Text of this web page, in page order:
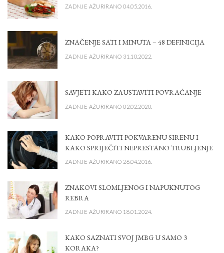
ZADNJE AŽURIRANO 04.05.2016.
ZNAČENJE SATI I MINUTA – 48 DEFINICIJA
ZADNJE AŽURIRANO 31.10.2022.
SAVJETI KAKO ZAUSTAVITI POVRAĆANJE
ZADNJE AŽURIRANO 02.02.2020.
KAKO POPRAVITI POKVARENU SIRENU I
KAKO SPRIJEČITI NEPRESTANO TRUBLJENJE
ZADNJE AŽURIRANO 26.04.2016.
ZNAKOVI SLOMLJENOG I NAPUKNUTOG
REBRA
ZADNJE AŽURIRANO 18.01.2024.
KAKO SAZNATI SVOJ JMBG U SAMO 3
KORAKA?